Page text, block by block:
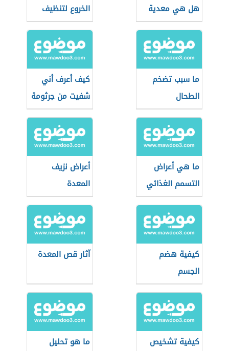
هل هي معدية
الخروع لتنظيف
البطن
ما سبب تضخم
الطحال
كيف أعرف أني
شفيت من جرثومة
المعدة
ما هي أعراض
التسمم الغذائي
أعراض نزيف
المعدة
كيفية هضم
الجسم
للكربوهيدرات
آثار قص المعدة
كيفية تشخيص
ما هو تحليل